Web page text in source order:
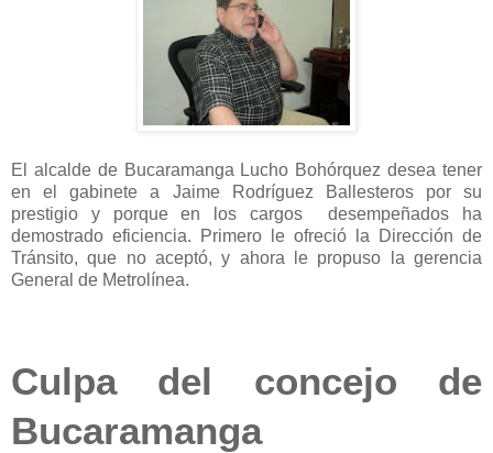
El alcalde de Bucaramanga Lucho Bohórquez desea tener
en el gabinete a Jaime Rodríguez Ballesteros por su
prestigio y porque en los cargos desempeñados ha
demostrado eficiencia. Primero le ofreció la Dirección de
Tránsito, que no aceptó, y ahora le propuso la gerencia
General de Metrolínea.
Culpa del concejo de
Bucaramanga